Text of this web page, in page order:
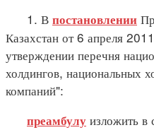
1. В постановлении
Казахстан от 6 апреля
утверждении перечня
холдингов, национальных
компаний":
преамбулу изложить в